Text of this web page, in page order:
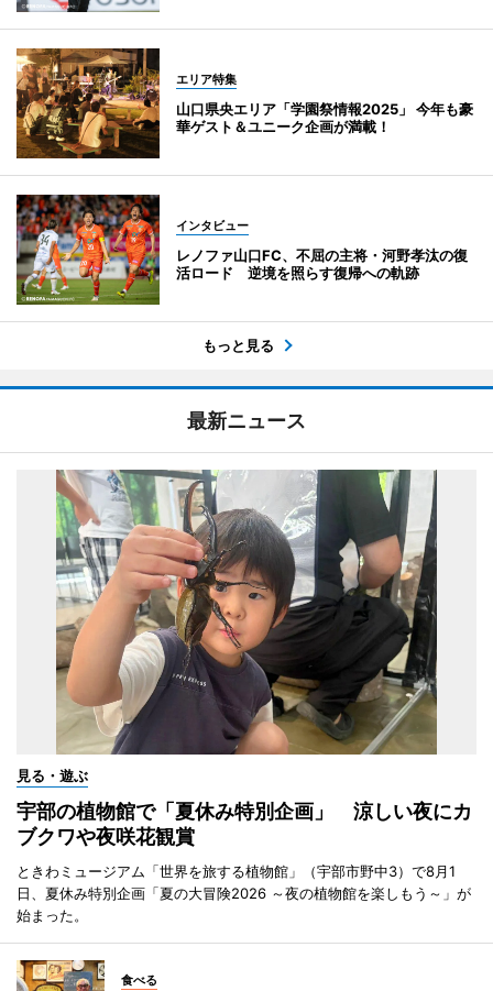
エリア特集
山口県央エリア「学園祭情報2025」 今年も豪
華ゲスト＆ユニーク企画が満載！
インタビュー
レノファ山口FC、不屈の主将・河野孝汰の復
活ロード 逆境を照らす復帰への軌跡
もっと見る
最新ニュース
見る・遊ぶ
宇部の植物館で「夏休み特別企画」 涼しい夜にカ
ブクワや夜咲花観賞
ときわミュージアム「世界を旅する植物館」（宇部市野中3）で8月1
日、夏休み特別企画「夏の大冒険2026 ～夜の植物館を楽しもう～」が
始まった。
食べる